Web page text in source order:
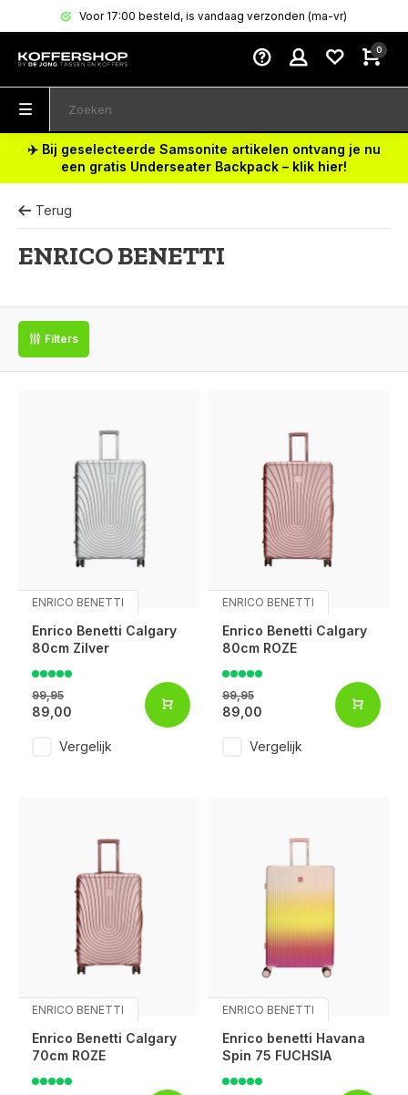
Voor 17:00 besteld, is vandaag verzonden (ma-vr)
0
✈️ Bij geselecteerde Samsonite artikelen ontvang je nu
een gratis Underseater Backpack – klik hier!
Terug
ENRICO BENETTI
Filters
ENRICO BENETTI
Enrico Benetti Calgary
80cm Zilver
99,95
89,00
Vergelijk
ENRICO BENETTI
Enrico Benetti Calgary
80cm ROZE
99,95
89,00
Vergelijk
ENRICO BENETTI
Enrico Benetti Calgary
70cm ROZE
ENRICO BENETTI
Enrico benetti Havana
Spin 75 FUCHSIA